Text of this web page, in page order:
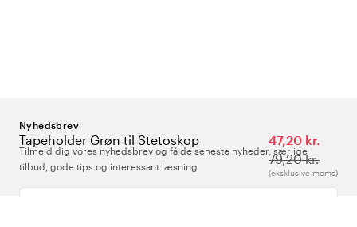
Tapeholder Grøn til Stetoskop
47,20 kr.
79,20 kr.
(eksklusive moms)
Nyhedsbrev
Tilmeld dig vores nyhedsbrev og få de seneste nyheder, særlige
tilbud, gode tips og interessant læsning
Indtast din e-mailadresse